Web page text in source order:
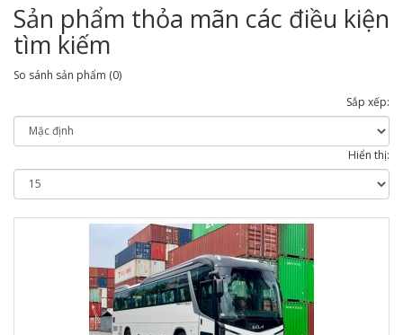
Sản phẩm thỏa mãn các điều kiện
tìm kiếm
So sánh sản phẩm (0)
Sắp xếp:
Hiển thị: